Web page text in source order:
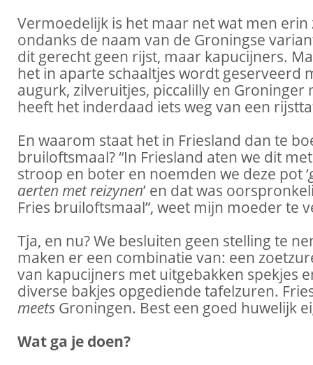
Vermoedelijk is het maar net wat men erin
ondanks de naam van de Groningse
dit gerecht geen rijst, maar kapucijners.
het in aparte schaaltjes wordt geserveerd
augurk, zilveruitjes, piccalilly en Groninger
heeft het inderdaad iets weg van een
En waarom staat het in Friesland dan te
bruiloftsmaal? “In Friesland aten we dit
stroop en boter en noemden we deze pot ‘
aerten met reizynen’ en dat was
Fries bruiloftsmaal”, weet mijn moeder te
Tja, en nu? We besluiten geen stelling te
maken er een combinatie van: een
van kapucijners met uitgebakken spekjes
diverse bakjes opgediende tafelzuren.
meets Groningen. Best een goed huwelijk
Wat ga je doen?